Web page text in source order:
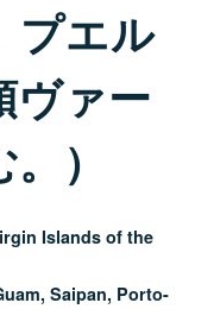
プエル
ヴァー
）
Islands of the
Saipan, Porto-